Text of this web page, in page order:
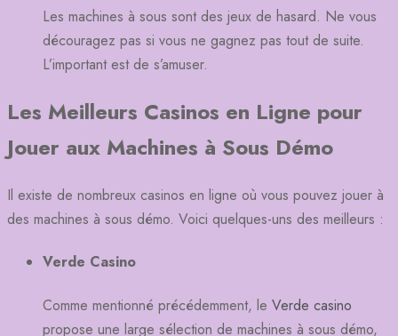
Les machines à sous sont des jeux de hasard. Ne vous
découragez pas si vous ne gagnez pas tout de suite.
L’important est de s’amuser.
Les Meilleurs Casinos en Ligne pour
Jouer aux Machines à Sous Démo
Il existe de nombreux casinos en ligne où vous pouvez jouer à
des machines à sous démo. Voici quelques-uns des meilleurs :
Verde Casino
Comme mentionné précédemment, le Verde casino
propose une large sélection de machines à sous démo,